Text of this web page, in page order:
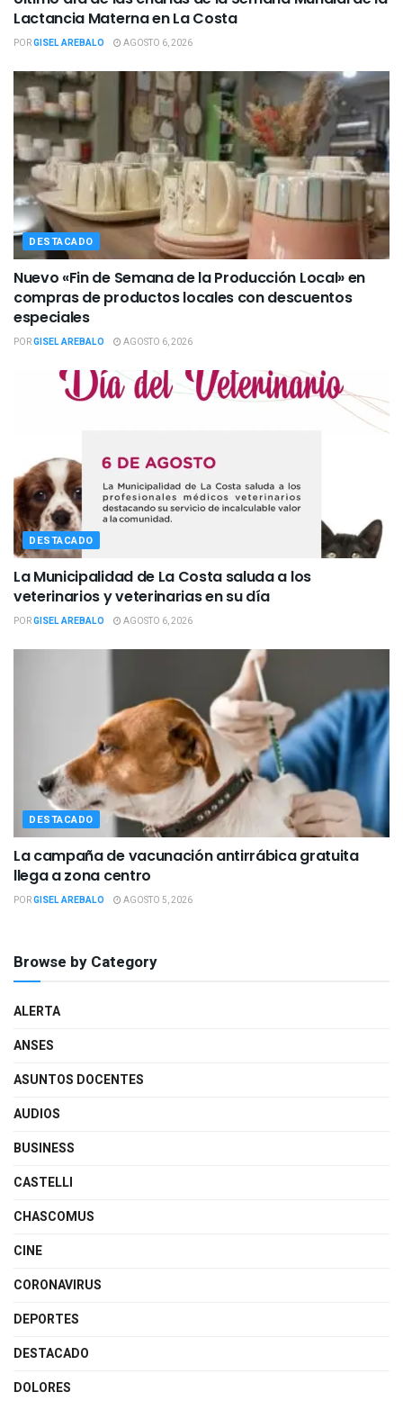
Lactancia Materna en La Costa
PORGISEL AREBALO AGOSTO 6, 2026
DESTACADO
Nuevo «Fin de Semana de la Producción Local» en
compras de productos locales con descuentos
especiales
PORGISEL AREBALO AGOSTO 6, 2026
DESTACADO
La Municipalidad de La Costa saluda a los
veterinarios y veterinarias en su día
PORGISEL AREBALO AGOSTO 6, 2026
DESTACADO
La campaña de vacunación antirrábica gratuita
llega a zona centro
PORGISEL AREBALO AGOSTO 5, 2026
Browse by Category
ALERTA
ANSES
ASUNTOS DOCENTES
AUDIOS
BUSINESS
CASTELLI
CHASCOMUS
CINE
CORONAVIRUS
DEPORTES
DESTACADO
DOLORES